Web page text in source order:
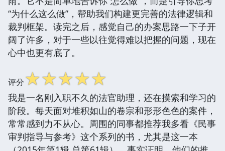
“为什么这么做”，帮助我们构建更完善的法律逻辑和
裁判框架。读完之后，感觉自己的办案思路一下子开
阔了许多，对于一些以往觉得难以把握的问题，现在
心中也更有底了。
评分☆☆☆☆☆
我是一名刚入职不久的法官助理，还在摸索和学习的
阶段。每天面对堆积如山的卷宗和形形色色的案件，
常常感到力不从心。周围的同事都推荐我多看《民事
审判指导与参考》这个系列的书，尤其是这一本